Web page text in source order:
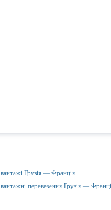
вантажі Грузія — Франція
вантажні перевезення Грузія —